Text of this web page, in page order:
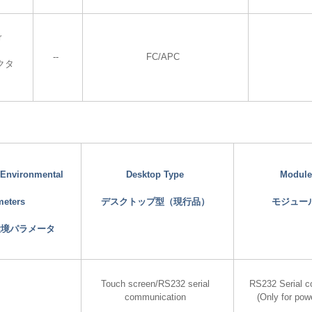
タ
-- FC/APC
パラメータ
Desktop Type
デスクトップ型（現行品） モジュー
Touch screen/RS232 serial
communication
RS232 Serial
(Only for